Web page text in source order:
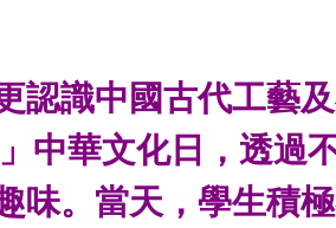
認識中國古代工藝
華文化日，透過
味。當天，學生積